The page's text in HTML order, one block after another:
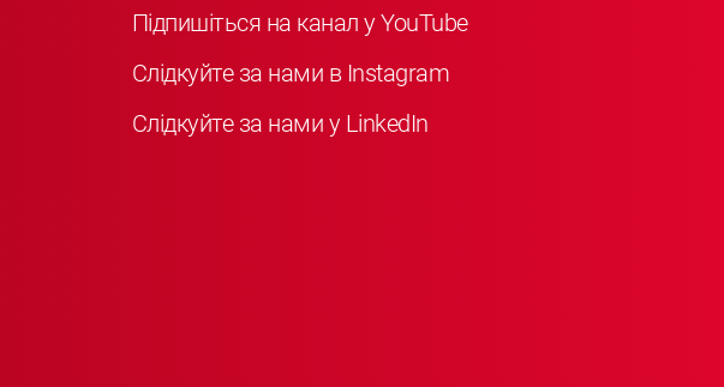
Підпишіться на канал у YouTube
Слідкуйте за нами в Instagram
Слідкуйте за нами у LinkedIn